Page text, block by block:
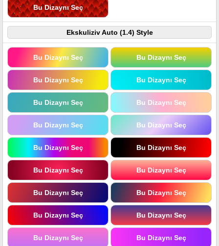
Bu Dizaynı Seç
Ekskuliziv Auto (1.4) Style
Bu Dizaynı Seç Bu Dizaynı Seç
Bu Dizaynı Seç Bu Dizaynı Seç
Bu Dizaynı Seç Bu Dizaynı Seç
Bu Dizaynı Seç Bu Dizaynı Seç
Bu Dizaynı Seç Bu Dizaynı Seç
Bu Dizaynı Seç Bu Dizaynı Seç
Bu Dizaynı Seç Bu Dizaynı Seç
Bu Dizaynı Seç Bu Dizaynı Seç
Bu Dizaynı Seç Bu Dizaynı Seç